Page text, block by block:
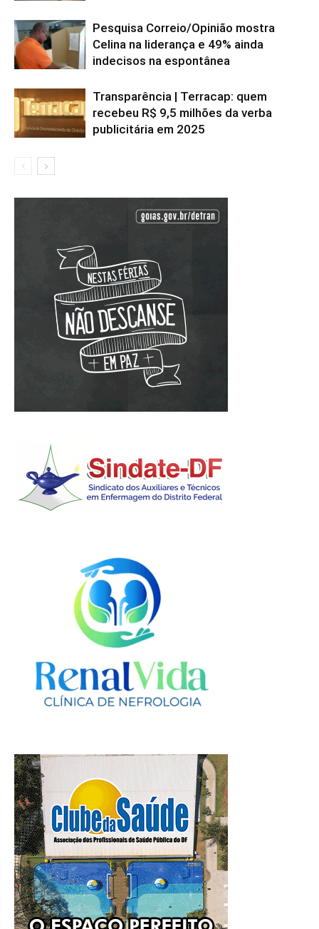
Pesquisa Correio/Opinião mostra
Celina na liderança e 49% ainda
indecisos na espontânea
Transparência | Terracap: quem
recebeu R$ 9,5 milhões da verba
publicitária em 2025